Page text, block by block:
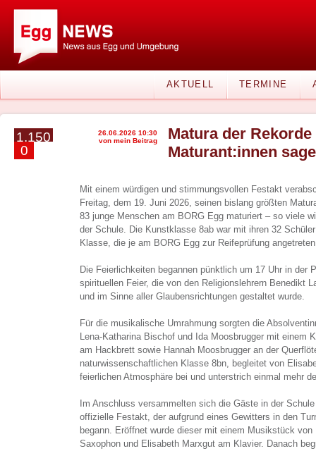
AKTUELL TERMINE
1.150
0
26.06.2026 10:30
von mein Beitrag
Matura der Rekorde
Maturant:innen
Mit einem würdigen und stimmungsvollen Festakt
Freitag, dem 19. Juni 2026, seinen bislang größten
83 junge Menschen am BORG Egg maturiert – so viele
der Schule. Die Kunstklasse 8ab war mit ihren 32
Klasse, die je am BORG Egg zur Reifeprüfung
Die Feierlichkeiten begannen pünktlich um 17 Uhr in der
spirituellen Feier, die von den Religionslehrern Benedikt
und im Sinne aller Glaubensrichtungen gestaltet wurde.
Für die musikalische Umrahmung sorgten die
Lena-Katharina Bischof und Ida Moosbrugger mit einem
am Hackbrett sowie Hannah Moosbrugger an der
naturwissenschaftlichen Klasse 8bn, begleitet von
feierlichen Atmosphäre bei und unterstrich einmal mehr
Im Anschluss versammelten sich die Gäste in der
offizielle Festakt, der aufgrund eines Gewitters in den
begann. Eröffnet wurde dieser mit einem Musikstück von
Saxophon und Elisabeth Marxgut am Klavier. Danach